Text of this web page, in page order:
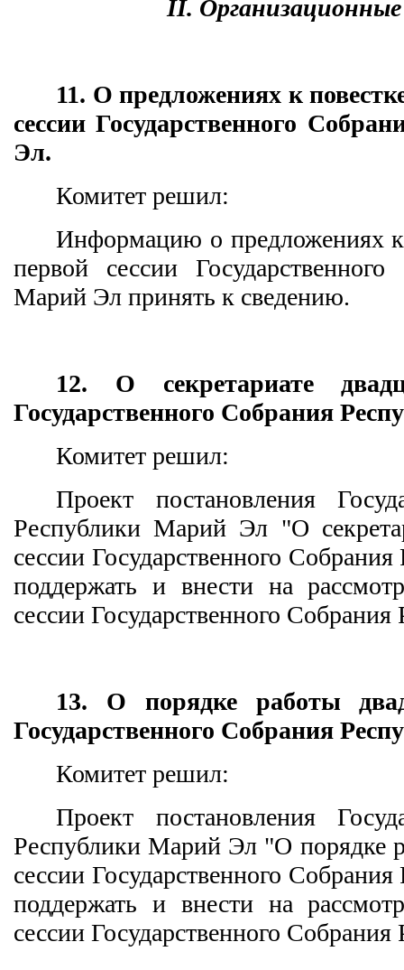
II.
11. О предложениях к
сессии Государственного
Эл.
Комитет решил:
Информацию о предложениях к
первой сессии
Марий Эл принять к сведению.
12. О секретариате
Государственного Собрания
Комитет решил:
Проект постановления
Республики Марий Эл "О
сессии Государственного
поддержать и внести на
сессии Государственного
13. О порядке работы
Государственного Собрания
Комитет решил:
Проект постановления
Республики Марий Эл "О порядке
сессии Государственного
поддержать и внести на
сессии Государственного